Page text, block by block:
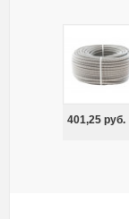
401,25 руб.